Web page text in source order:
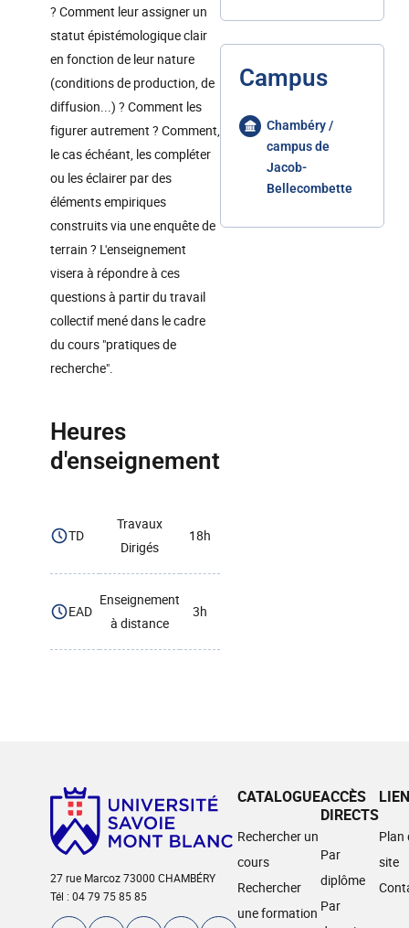
? Comment leur assigner un
statut épistémologique clair
en fonction de leur nature
(conditions de production, de
diffusion...) ? Comment les
figurer autrement ? Comment,
le cas échéant, les compléter
ou les éclairer par des
éléments empiriques
construits via une enquête de
terrain ? L'enseignement
visera à répondre à ces
questions à partir du travail
collectif mené dans le cadre
du cours "pratiques de
recherche".
Heures
d'enseignement
TD
Travaux
Dirigés
18h
EAD
Enseignement
à distance
3h
Campus
Chambéry /
campus de
Jacob-
Bellecombette
27 rue Marcoz 73000 CHAMBÉRY
Tél : 04 79 75 85 85
CATALOGUE
Rechercher un
cours
Rechercher
une formation
ACCÈS
DIRECTS
Par
diplôme
Par
Plan
site